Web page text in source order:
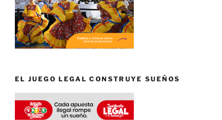
EL JUEGO LEGAL CONSTRUYE SUEÑOS